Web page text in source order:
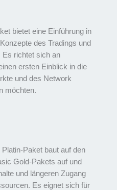
bietet eine Einführung in
des Tradings und
Es richtet sich an
ersten Einblick in die
und des Network
möchten.
Paket baut auf den
Gold-Pakets auf und
und längeren Zugang
Es eignet sich für